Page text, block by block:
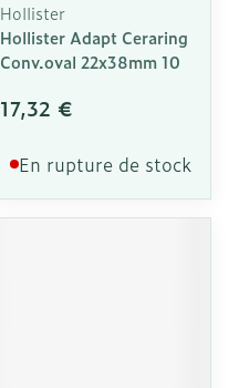
Hollister
Hollister Adapt Ceraring
Conv.oval 22x38mm 10
17,32 €
En rupture de stock